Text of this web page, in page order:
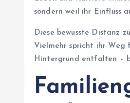
sondern weil ihr Einfluss
Diese bewusste Distanz
Vielmehr spricht ihr
Hintergrund entfalten –